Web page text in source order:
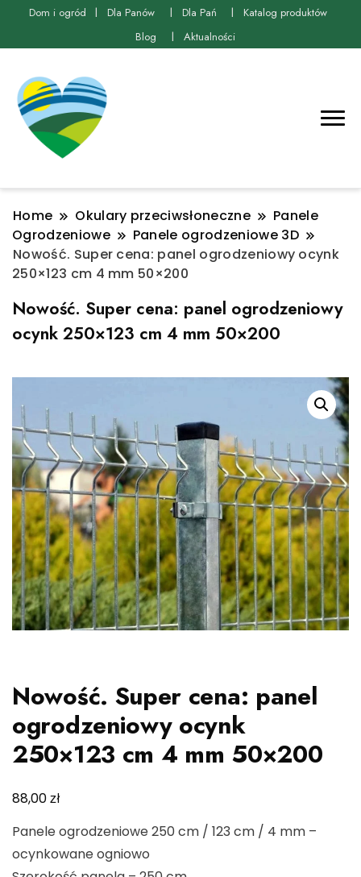
Dom i ogród Dla Panów Dla Pań
Katalog produktów
Blog
Aktualności
Home Okulary przeciwsłoneczne
Panele
Ogrodzeniowe
Panele ogrodzeniowe 3D
Nowość. Super cena: panel ogrodzeniowy ocynk
250×123 cm 4 mm 50×200
Nowość. Super cena: panel ogrodzeniowy
ocynk 250×123 cm 4 mm 50×200
Nowość. Super cena: panel
ogrodzeniowy ocynk
250×123 cm 4 mm 50×200
88,00zł
Panele ogrodzeniowe 250 cm / 123 cm / 4 mm –
ocynkowane ogniowo